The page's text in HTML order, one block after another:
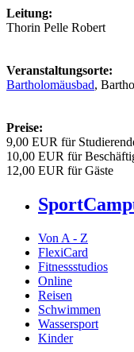
Leitung:
Thorin Pelle Robert
Veranstaltungsorte:
Bartholomäusbad,
Preise:
9,00 EUR für
10,00 EUR für
12,00 EUR für Gäste
Von A - Z
FlexiCard
Fitnessstudios
Online
Reisen
Schwimmen
Wassersport
Kinder